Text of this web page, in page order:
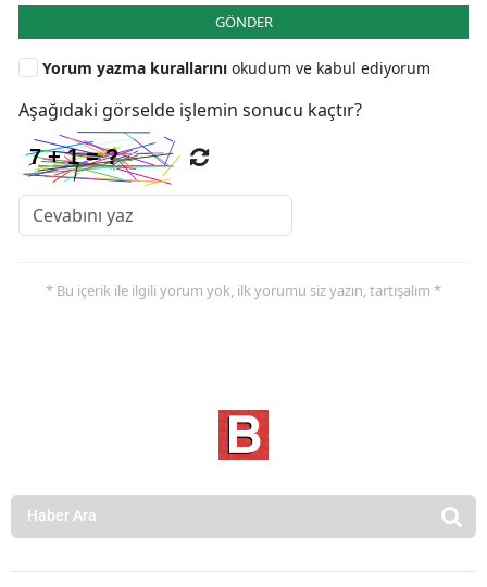
GÖNDER
Yorum yazma kurallarını okudum ve kabul ediyorum
Aşağıdaki görselde işlemin sonucu kaçtır?
* Bu içerik ile ilgili yorum yok, ilk yorumu siz yazın, tartışalım *